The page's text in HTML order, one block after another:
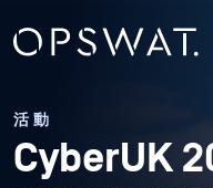
活動
CyberUK